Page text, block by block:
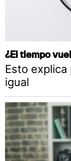
¿El tiempo
Esto
igual